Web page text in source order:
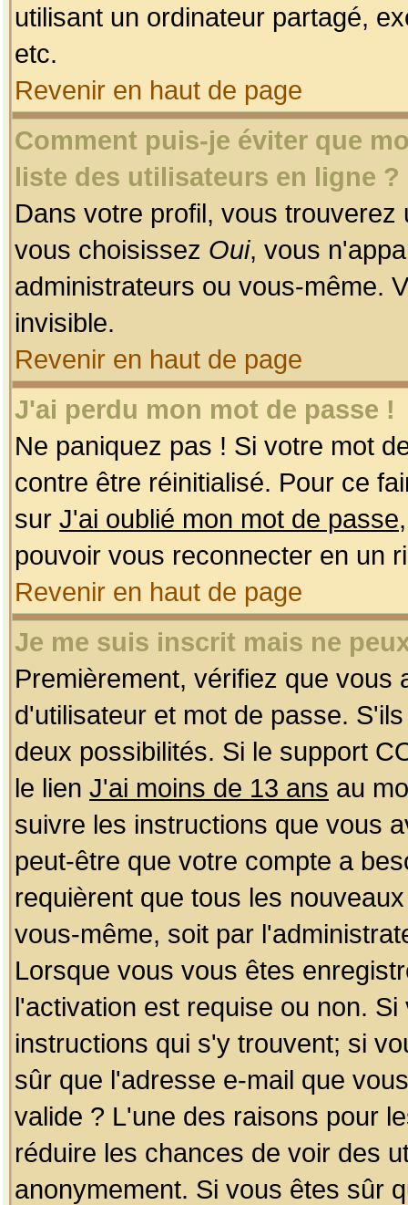
utilisant un ordinateur partagé,
etc.
Revenir en haut de page
Comment puis-je éviter que
liste des utilisateurs en ligne ?
Dans votre profil, vous
vous choisissez Oui, vous
administrateurs ou vous-même.
invisible.
Revenir en haut de page
J'ai perdu mon mot de passe !
Ne paniquez pas ! Si votre mot
contre être réinitialisé. Pour ce
sur J'ai oublié mon mot de passe
pouvoir vous reconnecter en un
Revenir en haut de page
Je me suis inscrit mais ne
Premièrement, vérifiez que
d'utilisateur et mot de passe.
deux possibilités. Si le support
le lien J'ai moins de 13 ans au
suivre les instructions que vous
peut-être que votre compte a
requièrent que tous les
vous-même, soit par
Lorsque vous vous êtes
l'activation est requise ou non.
instructions qui s'y trouvent; si
sûr que l'adresse e-mail que
valide ? L'une des raisons pour
réduire les chances de voir des
anonymement. Si vous êtes sûr